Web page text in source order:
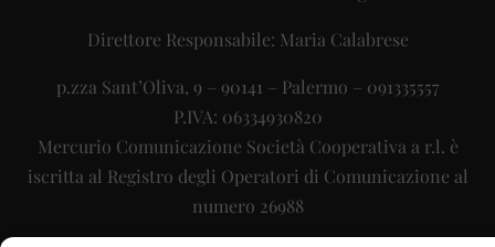
Direttore Responsabile: Maria Calabrese
p.zza Sant’Oliva, 9 – 90141 – Palermo – 091335557
P.IVA: 06334930820
Mercurio Comunicazione Società Cooperativa a r.l. è
iscritta al Registro degli Operatori di Comunicazione al
numero 26988